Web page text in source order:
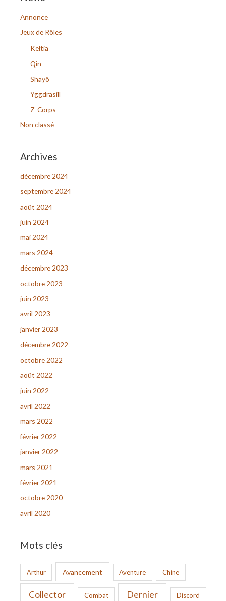
e
r
Annonce
Jeux de Rôles
Keltia
Qin
Shayô
Yggdrasill
Z-Corps
Non classé
Archives
décembre 2024
septembre 2024
août 2024
juin 2024
mai 2024
mars 2024
décembre 2023
octobre 2023
juin 2023
avril 2023
janvier 2023
décembre 2022
octobre 2022
août 2022
juin 2022
avril 2022
mars 2022
février 2022
janvier 2022
mars 2021
février 2021
octobre 2020
avril 2020
Mots clés
Arthur Avancement Aventure Chine
Collector Combat Dernier Discord